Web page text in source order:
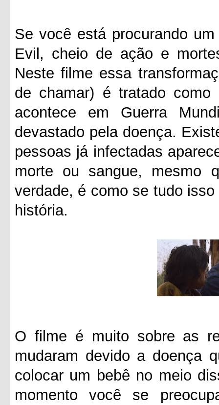
Se você está procurando
Evil, cheio de ação e
Neste filme essa
de chamar) é tratado como
acontece em Guerra
devastado pela doença.
pessoas já infectadas
morte ou sangue, mesmo
verdade, é como se tudo
história.
O filme é muito sobre as
mudaram devido a doença
colocar um bebê no meio
momento você se